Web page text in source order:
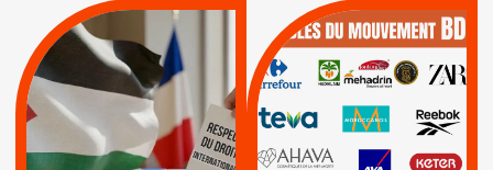
MUNICIPALES 2026 :
JE VOTE POUR LE
RESPECT DU DROIT
INTERNATIONAL EN
PALESTINE
QUE BOYCOTTER ?
BOYCOTT /
AXA BNP | CAF |
Carrefour | HP |